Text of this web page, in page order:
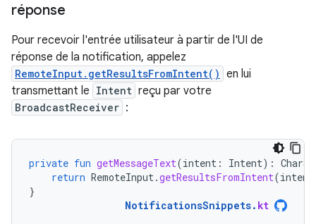
réponse
Pour recevoir l'entrée utilisateur à partir de l'UI de
réponse de la notification, appelez
RemoteInput.getResultsFromIntent() en lui
transmettant le Intent reçu par votre
BroadcastReceiver :
private fun getMessageText(intent : Intent):
return RemoteInput .getResultsFromIntent(intent
}
NotificationsSnippets. kt